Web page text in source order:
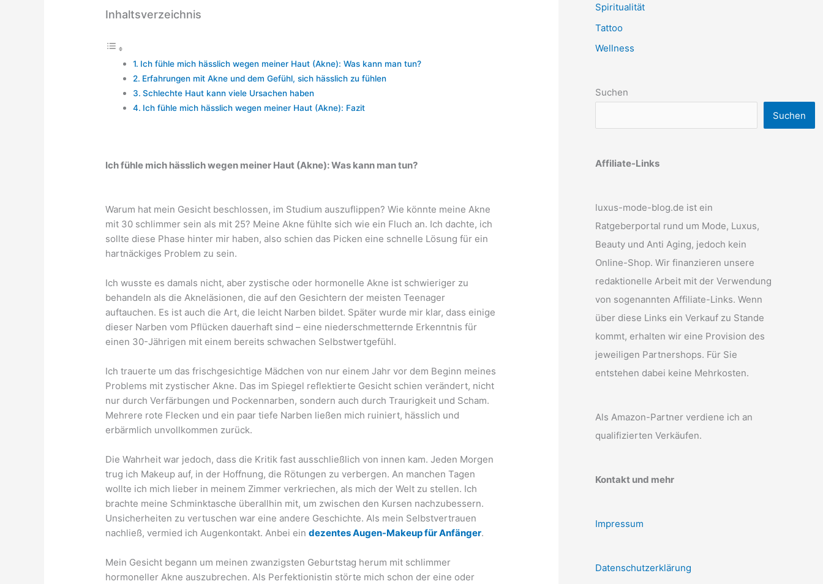
Inhaltsverzeichnis
Ich fühle mich hässlich wegen meiner Haut (Akne): Was kann man tun?
Erfahrungen mit Akne und dem Gefühl, sich hässlich zu fühlen
Schlechte Haut kann viele Ursachen haben
Ich fühle mich hässlich wegen meiner Haut (Akne): Fazit
Ich fühle mich hässlich wegen meiner Haut (Akne): Was kann man tun?
Warum hat mein Gesicht beschlossen, im Studium auszuflippen? Wie könnte meine Akne
mit 30 schlimmer sein als mit 25? Meine Akne fühlte sich wie ein Fluch an. Ich dachte, ich
sollte diese Phase hinter mir haben, also schien das Picken eine schnelle Lösung für ein
hartnäckiges Problem zu sein.
Ich wusste es damals nicht, aber zystische oder hormonelle Akne ist schwieriger zu
behandeln als die Akneläsionen, die auf den Gesichtern der meisten Teenager
auftauchen. Es ist auch die Art, die leicht Narben bildet. Später wurde mir klar, dass einige
dieser Narben vom Pflücken dauerhaft sind – eine niederschmetternde Erkenntnis für
einen 30-Jährigen mit einem bereits schwachen Selbstwertgefühl.
Ich trauerte um das frischgesichtige Mädchen von nur einem Jahr vor dem Beginn meines
Problems mit zystischer Akne. Das im Spiegel reflektierte Gesicht schien verändert, nicht
nur durch Verfärbungen und Pockennarben, sondern auch durch Traurigkeit und Scham.
Mehrere rote Flecken und ein paar tiefe Narben ließen mich ruiniert, hässlich und
erbärmlich unvollkommen zurück.
Die Wahrheit war jedoch, dass die Kritik fast ausschließlich von innen kam. Jeden Morgen
trug ich Makeup auf, in der Hoffnung, die Rötungen zu verbergen. An manchen Tagen
wollte ich mich lieber in meinem Zimmer verkriechen, als mich der Welt zu stellen. Ich
brachte meine Schminktasche überallhin mit, um zwischen den Kursen nachzubessern.
Unsicherheiten zu vertuschen war eine andere Geschichte. Als mein Selbstvertrauen
nachließ, vermied ich Augenkontakt. Anbei eindezentes Augen-Makeup für Anfänger.
Mein Gesicht begann um meinen zwanzigsten Geburtstag herum mit schlimmer
hormoneller Akne auszubrechen. Als Perfektionistin störte mich schon der eine oder
Spiritualität
Tattoo
Wellness
Suchen
Suchen
Affiliate-Links
luxus-mode-blog.de ist ein
Ratgeberportal rund um Mode, Luxus,
Beauty und Anti Aging, jedoch kein
Online-Shop. Wir finanzieren unsere
redaktionelle Arbeit mit der Verwendung
von sogenannten Affiliate-Links. Wenn
über diese Links ein Verkauf zu Stande
kommt, erhalten wir eine Provision des
jeweiligen Partnershops. Für Sie
entstehen dabei keine Mehrkosten.
Als Amazon-Partner verdiene ich an
qualifizierten Verkäufen.
Kontakt und mehr
Impressum
Datenschutzerklärung